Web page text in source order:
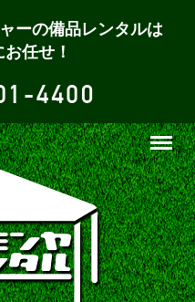
ーの備品レンタルは
任せ！
Menu